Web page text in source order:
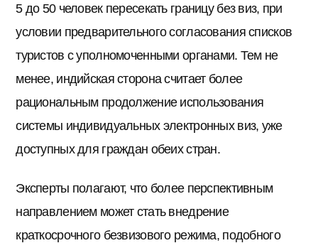
5 до 50 человек пересекать границу без виз, при
условии предварительного согласования списков
туристов с уполномоченными органами. Тем не
менее, индийская сторона считает более
рациональным продолжение использования
системы индивидуальных электронных виз, уже
доступных для граждан обеих стран.
Эксперты полагают, что более перспективным
направлением может стать внедрение
краткосрочного безвизового режима, подобного